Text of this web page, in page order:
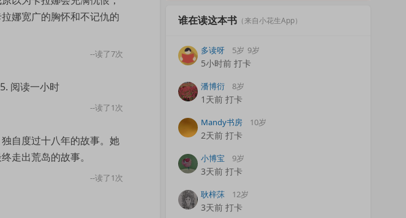
娜宽广的胸怀和不记仇的
--读了7次
阅读一小时
--读了1次
自度过十八年的故事。她
走出荒岛的故事。
--读了1次
谁在读这本书 （来自小花生App）
多读呀 5岁 9岁
5小时前 打卡
潘博衍 8岁
1天前 打卡
Mandy书房 10岁
2天前 打卡
小博宝 9岁
3天前 打卡
耿梓莯 12岁
3天前 打卡